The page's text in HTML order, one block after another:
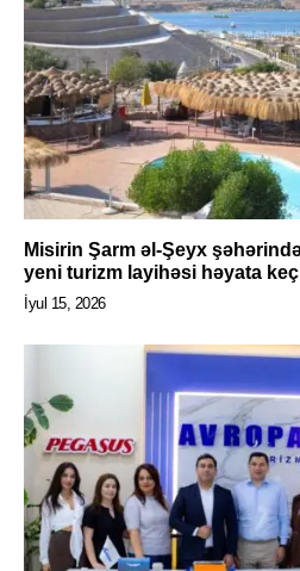
Misirin Şarm əl-Şeyx
yeni turizm layihəsi həyata
İyul 15, 2026